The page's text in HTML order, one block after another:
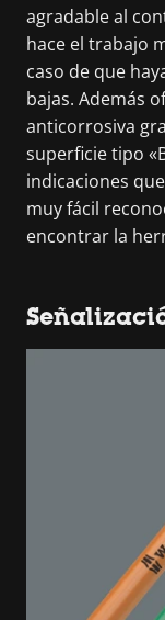
agradable al
hace el trabajo
caso de que
bajas. Además
anticorrosiva
superficie tipo
indicaciones
muy fácil
encontrar la